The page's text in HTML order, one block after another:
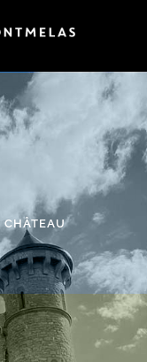
CHÂTEAU